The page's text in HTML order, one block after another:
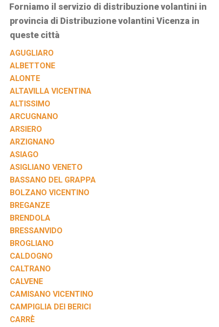
Forniamo il servizio di distribuzione volantini in
provincia di Distribuzione volantini Vicenza in
queste città
AGUGLIARO
ALBETTONE
ALONTE
ALTAVILLA VICENTINA
ALTISSIMO
ARCUGNANO
ARSIERO
ARZIGNANO
ASIAGO
ASIGLIANO VENETO
BASSANO DEL GRAPPA
BOLZANO VICENTINO
BREGANZE
BRENDOLA
BRESSANVIDO
BROGLIANO
CALDOGNO
CALTRANO
CALVENE
CAMISANO VICENTINO
CAMPIGLIA DEI BERICI
CARRÈ